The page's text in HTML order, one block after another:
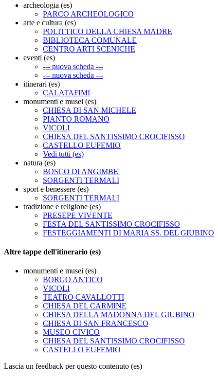
archeologia (es)
PARCO ARCHEOLOGICO
arte e cultura (es)
POLITTICO DELLA CHIESA MADRE
BIBLIOTECA COMUNALE
CENTRO ARTI SCENICHE
eventi (es)
--- nuova scheda ---
--- nuova scheda ---
itinerari (es)
CALATAFIMI
monumenti e musei (es)
CHIESA DI SAN MICHELE
PIANTO ROMANO
VICOLI
CHIESA DEL SANTISSIMO CROCIFISSO
CASTELLO EUFEMIO
Vedi tutti (es)
natura (es)
BOSCO DI ANGIMBE'
SORGENTI TERMALI
sport e benessere (es)
SORGENTI TERMALI
tradizione e religione (es)
PRESEPE VIVENTE
FESTA DEL SANTISSIMO CROCIFISSO
FESTEGGIAMENTI DI MARIA SS. DEL GIUBINO
Altre tappe dell'itinerario (es)
monumenti e musei (es)
BORGO ANTICO
VICOLI
TEATRO CAVALLOTTI
CHIESA DEL CARMINE
CHIESA DELLA MADONNA DEL GIUBINO
CHIESA DI SAN FRANCESCO
MUSEO CIVICO
CHIESA DEL SANTISSIMO CROCIFISSO
CASTELLO EUFEMIO
Lascia un feedback per questo contenuto (es)